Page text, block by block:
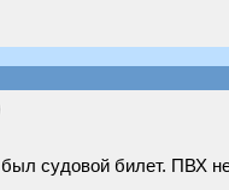
судовой билет. ПВХ не